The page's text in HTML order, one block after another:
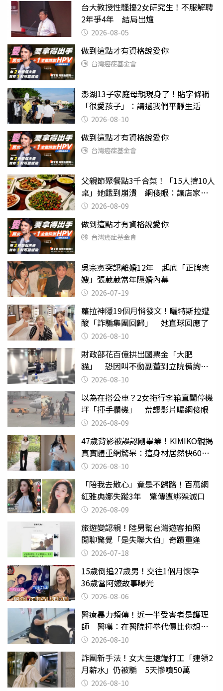
台大教授性騷擾2女研究生！不服解聘
2年爭4年 結局出爐
2026-08-05
做到這點才有資格說愛你
台灣癌症基金會
澎湖13子家庭母親現身了！貼字條稱
「很愛孩子」：請還我們平靜生活
2026-08-10
做到這點才有資格說愛你
台灣癌症基金會
父親節聚餐點3千合菜！「15人擠10人
桌」她餓到崩潰 網傻眼：讓店家看
笑話2026-08-09
做到這點才有資格說愛你
台灣癌症基金會
吳宗憲突認離婚12年 起底「正牌憲
嫂」張葳葳當年隱婚內幕
2026-07-19
蘿拉神隱19個月悄發文！曬特斯拉遭
酸「詐騙集團回歸」 她直球回應了
2026-08-10
財政部花百億拱出國票金「大肥
貓」 恐因叫不動副董到立院備詢惹
議 2026-08-10
以為在搭公車？2女拖行李箱直闖停機
坪「揮手攔機」 荒謬影片曝網傻眼
2026-08-09
47歲背影被誤認剛畢業！KIMIKO親揭
真實體重網驚呆：這身材居然快60公
斤？2026-08-10
「陪我去散心」竟是不歸路！百萬網
紅雅典娜失蹤3年 驚傳遭綁架滅口
2026-08-09
旅遊變認親！陸男幫台灣遊客拍照
閒聊驚覺「是失聯大伯」奇蹟重逢
2026-07-18
15歲倒追27歲男！交往1個月懷孕
36歲當阿嬤故事曝光
2026-08-06
醫療暴力頻傳！近一半受害者是護理
師 醫嘆：在醫院揮拳代價比你想像
的還要大
2026-08-10
詐團新手法！女大生遠端打工「連領2
月薪水」仍被騙 5天慘噴50萬
2026-08-10